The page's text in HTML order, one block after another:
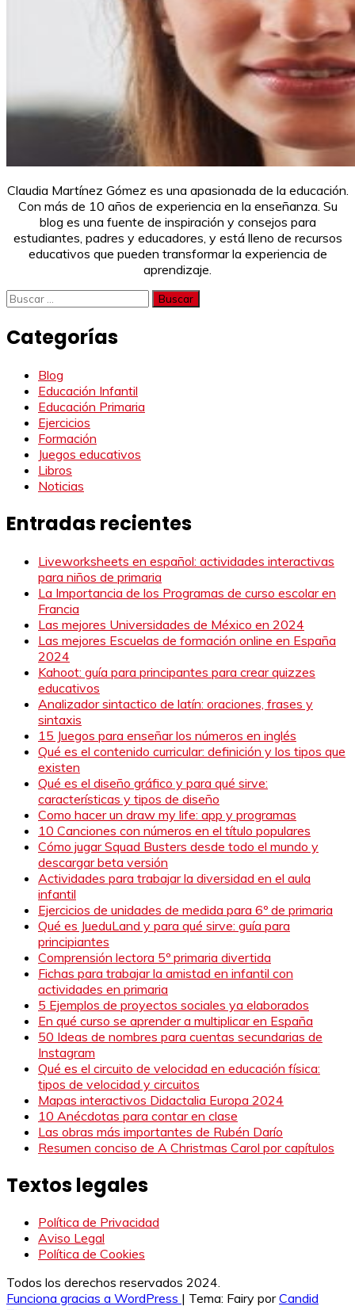
Claudia Martínez Gómez es una apasionada de la educación.
Con más de 10 años de experiencia en la enseñanza. Su
blog es una fuente de inspiración y consejos para
estudiantes, padres y educadores, y está lleno de recursos
educativos que pueden transformar la experiencia de
aprendizaje.
Buscar:
Categorías
Blog
Educación Infantil
Educación Primaria
Ejercicios
Formación
Juegos educativos
Libros
Noticias
Entradas recientes
Liveworksheets en español: actividades interactivas
para niños de primaria
La Importancia de los Programas de curso escolar en
Francia
Las mejores Universidades de México en 2024
Las mejores Escuelas de formación online en España
2024
Kahoot: guía para principantes para crear quizzes
educativos
Analizador sintactico de latín: oraciones, frases y
sintaxis
15 Juegos para enseñar los números en inglés
Qué es el contenido curricular: definición y los tipos que
existen
Qué es el diseño gráfico y para qué sirve:
características y tipos de diseño
Como hacer un draw my life: app y programas
10 Canciones con números en el título populares
Cómo jugar Squad Busters desde todo el mundo y
descargar beta versión
Actividades para trabajar la diversidad en el aula
infantil
Ejercicios de unidades de medida para 6º de primaria
Qué es JueduLand y para qué sirve: guía para
principiantes
Comprensión lectora 5º primaria divertida
Fichas para trabajar la amistad en infantil con
actividades en primaria
5 Ejemplos de proyectos sociales ya elaborados
En qué curso se aprender a multiplicar en España
50 Ideas de nombres para cuentas secundarias de
Instagram
Qué es el circuito de velocidad en educación física:
tipos de velocidad y circuitos
Mapas interactivos Didactalia Europa 2024
10 Anécdotas para contar en clase
Las obras más importantes de Rubén Darío
Resumen conciso de A Christmas Carol por capítulos
Textos legales
Política de Privacidad
Aviso Legal
Política de Cookies
Todos los derechos reservados 2024.
Funciona gracias a WordPress | Tema: Fairy porCandid